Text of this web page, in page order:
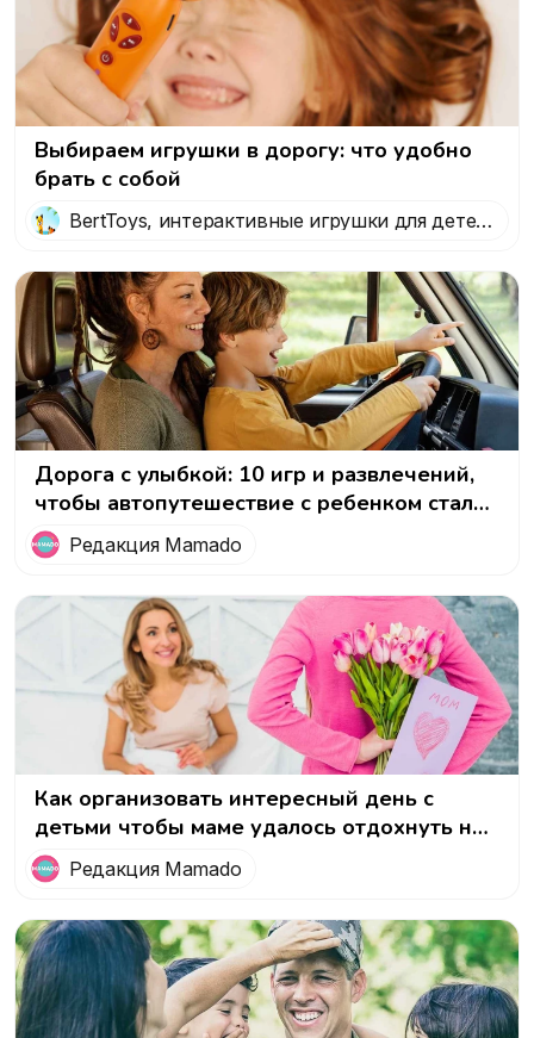
Выбираем игрушки в дорогу: что удобно
брать с собой
BertToys, интерактивные игрушки для детей
Дорога с улыбкой: 10 игр и развлечений,
чтобы автопутешествие с ребенком стало
приключением!
Редакция Mamado
Как организовать интересный день с
детьми чтобы маме удалось отдохнуть на
8 мартаРедакция Mamado